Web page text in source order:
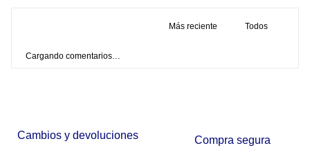
Más reciente Todos
Cargando comentarios…
Cambios y devoluciones Compra segura